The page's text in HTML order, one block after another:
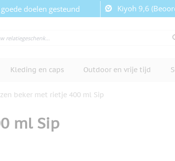
doelen gesteund Kiyoh 9,6
Kleding en caps Outdoor en vrije tijd
beker met rietje 400 ml Sip
ml Sip